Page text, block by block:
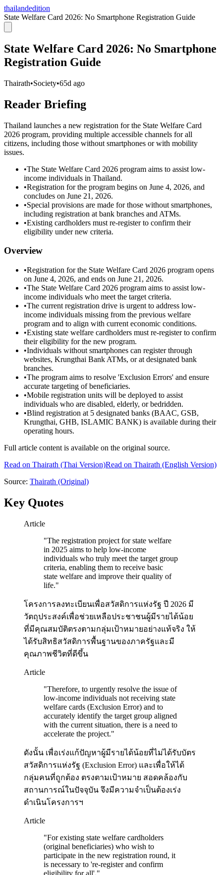
thailandedition
State Welfare Card 2026: No Smartphone Registration Guide
State Welfare Card 2026: No Smartphone
Registration Guide
Thairath•Society•65d ago
Reader Briefing
Thailand launches a new registration for the State Welfare Card
2026 program, providing multiple accessible channels for all
citizens, including those without smartphones or with mobility
issues.
•The State Welfare Card 2026 program aims to assist low-
income individuals in Thailand.
•Registration for the program begins on June 4, 2026, and
concludes on June 21, 2026.
•Special provisions are made for those without smartphones,
including registration at bank branches and ATMs.
•Existing cardholders must re-register to confirm their
eligibility under new criteria.
Overview
•Registration for the State Welfare Card 2026 program opens
on June 4, 2026, and ends on June 21, 2026.
•The State Welfare Card 2026 program aims to assist low-
income individuals who meet the target criteria.
•The current registration drive is urgent to address low-
income individuals missing from the previous welfare
program and to align with current economic conditions.
•Existing state welfare cardholders must re-register to confirm
their eligibility for the new program.
•Individuals without smartphones can register through
websites, Krungthai Bank ATMs, or at designated bank
branches.
•The program aims to resolve 'Exclusion Errors' and ensure
accurate targeting of beneficiaries.
•Mobile registration units will be deployed to assist
individuals who are disabled, elderly, or bedridden.
•Blind registration at 5 designated banks (BAAC, GSB,
Krungthai, GHB, ISLAMIC BANK) is available during their
operating hours.
Full article content is available on the original source.
Read on Thairath (Thai Version)Read on Thairath (English Version)
Source: Thairath (Original)
Key Quotes
Article
"The registration project for state welfare
in 2025 aims to help low-income
individuals who truly meet the target group
criteria, enabling them to receive basic
state welfare and improve their quality of
life."
โครงการลงทะเบียนเพื่อสวัสดิการแห่งรัฐ ปี 2026 มี
วัตถุประสงค์เพื่อช่วยเหลือประชาชนผู้มีรายได้น้อย
ที่มีคุณสมบัติตรงตามกลุ่มเป้าหมายอย่างแท้จริง ให้
ได้รับสิทธิสวัสดิการพื้นฐานของภาครัฐและมี
คุณภาพชีวิตที่ดีขึ้น
Article
"Therefore, to urgently resolve the issue of
low-income individuals not receiving state
welfare cards (Exclusion Error) and to
accurately identify the target group aligned
with the current situation, there is a need to
accelerate the project."
ดังนั้น เพื่อเร่งแก้ปัญหาผู้มีรายได้น้อยที่ไม่ได้รับบัตร
สวัสดิการแห่งรัฐ (Exclusion Error) และเพื่อให้ได้
กลุ่มคนที่ถูกต้อง ตรงตามเป้าหมาย สอดคล้องกับ
สถานการณ์ในปัจจุบัน จึงมีความจำเป็นต้องเร่ง
ดำเนินโครงการฯ
Article
"For existing state welfare cardholders
(original beneficiaries) who wish to
participate in the new registration round, it
is necessary to 're-register and confirm
eligibility for all'."